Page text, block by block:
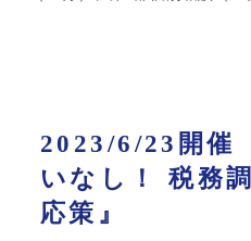
2023/6/23開催
いなし！ 税務
応策』